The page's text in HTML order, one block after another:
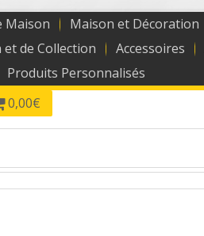
Maison Maison et Décoration
de Collection Accessoires
Produits Personnalisés
0,00€